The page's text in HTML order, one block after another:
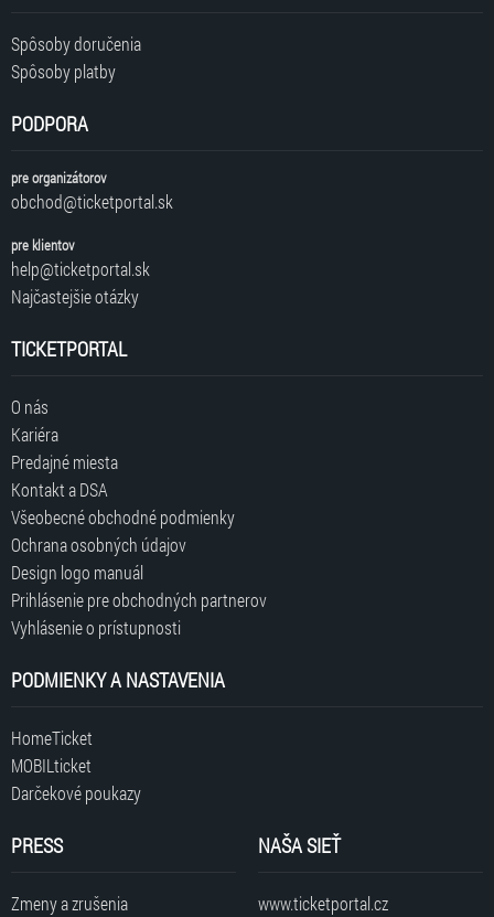
Spôsoby doručenia
Spôsoby platby
PODPORA
pre organizátorov
obchod@ticketportal.sk
pre klientov
help@ticketportal.sk
Najčastejšie otázky
TICKETPORTAL
O nás
Kariéra
Predajné miesta
Kontakt a DSA
Všeobecné obchodné podmienky
Ochrana osobných údajov
Design logo manuál
Prihlásenie pre obchodných partnerov
Vyhlásenie o prístupnosti
PODMIENKY A NASTAVENIA
HomeTicket
MOBILticket
Darčekové poukazy
PRESS
Zmeny a zrušenia
NAŠA SIEŤ
www.ticketportal.cz